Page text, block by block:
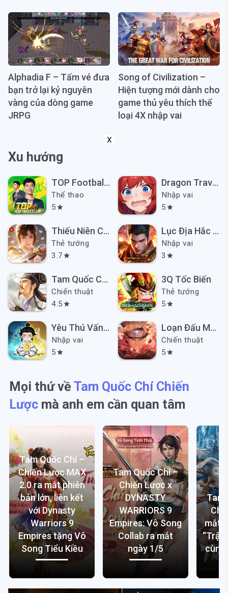
Alphadia F – Tấm vé đưa
bạn trở lại kỷ nguyên
vàng của dòng game
JRPG
Song of Civilization –
Hiện tượng mới dành cho
game thủ yêu thích thể
loại 4X nhập vai
X
Xu hướng
TOP Football Club Mobile
Thể thao
5 star
Dragon Traveler VN
Nhập vai
5 star
Thiếu Niên Ca Hành: Khởi Động
Thẻ tướng
3.7 star
Lục Địa Hắc Ám
Nhập vai
3 star
Tam Quốc Chí Chiến Lược
Chiến thuật
4.5 star
3Q Tốc Biến
Thẻ tướng
5 star
Yêu Thú Vấn Đạo Mobile
Nhập vai
5 star
Loạn Đấu Manga VTC
Chiến thuật
5 star
Mọi thứ về Tam Quốc Chí Chiến
Lược mà anh em cần quan tâm
Tam Quốc Chí –
Chiến Lược MAX
2.0 ra mắt phiên
bản lớn, liên kết
với Dynasty
Warriors 9
Empires tặng Vô
Song Tiểu Kiều
Tam Quốc Chí –
Chiến Lược x
DYNASTY
WARRIORS 9
Empires: Vô Song
Collab ra mắt
ngày 1/5
Tam
mắt
“Trận
cùng